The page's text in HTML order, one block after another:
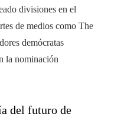
divisiones en el
de medios como The
demócratas
la nominación
del futuro de